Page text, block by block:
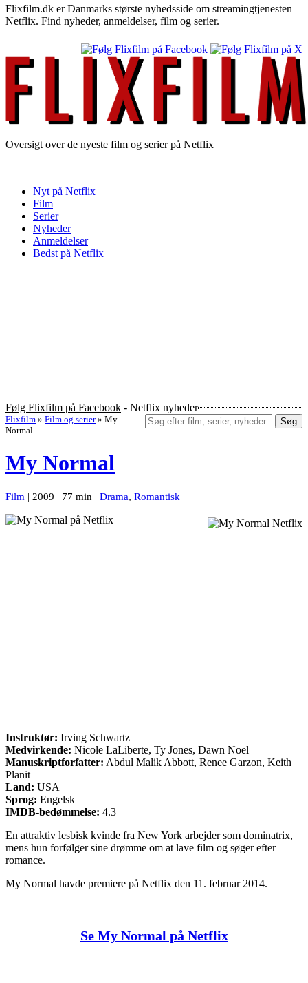
Flixfilm.dk er Danmarks største nyhedsside om streamingtjenesten
Netflix. Find nyheder, anmeldelser, film og serier.
Oversigt over de nyeste film og serier på Netflix
Nyt på Netflix
Film
Serier
Nyheder
Anmeldelser
Bedst på Netflix
Følg Flixfilm på Facebook - Netflix nyheder
Søg
Flixfilm » Film og serier » My
Normal
My Normal
Film | 2009 | 77 min | Drama, Romantisk
Instruktør: Irving Schwartz
Medvirkende: Nicole LaLiberte, Ty Jones, Dawn Noel
Manuskriptforfatter: Abdul Malik Abbott, Renee Garzon, Keith
Planit
Land: USA
Sprog: Engelsk
IMDB-bedømmelse: 4.3
En attraktiv lesbisk kvinde fra New York arbejder som dominatrix,
mens hun forfølger sine drømme om at lave film og søger efter
romance.
My Normal havde premiere på Netflix den 11. februar 2014.
Se My Normal på Netflix